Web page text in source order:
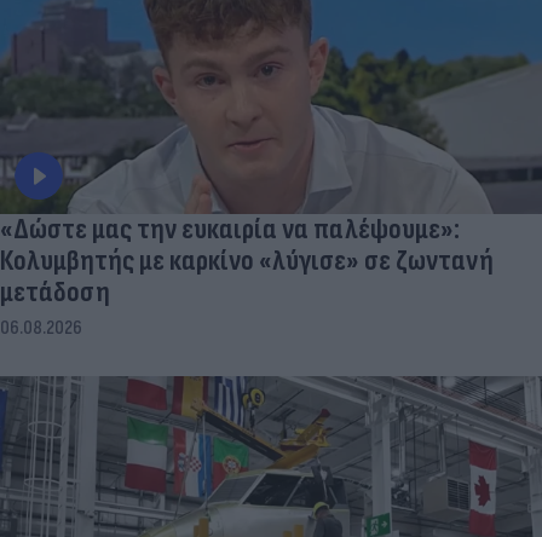
«Δώστε μας την ευκαιρία να παλέψουμε»:
Κολυμβητής με καρκίνο «λύγισε» σε ζωντανή
μετάδοση
06.08.2026